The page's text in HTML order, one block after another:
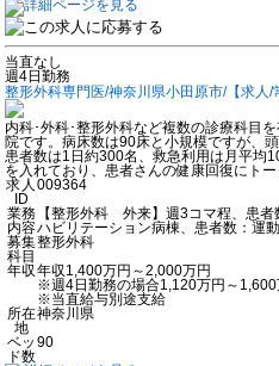
当直なし
週4日勤務
整形外科専門医/神奈川県小田原市/【求
内科･外科･整形外科など複数の診療科目
院です。病床数は90床と小規模ですが、
患者数は1日約300名、救急利用は月平均
を入れており、患者さんの健康回復にトー
求人
ID
009364
業務
内容
【整形外科 外来】週3コマ程、患
ハビリテーション病棟、患者数：運
募集
科目
整形外科
年収年収1,400万円～2,000万円
※週4日勤務の場合1,120万円～1,600
※当直給与別途支給
所在
地
神奈川県
ベッ
ド数
90